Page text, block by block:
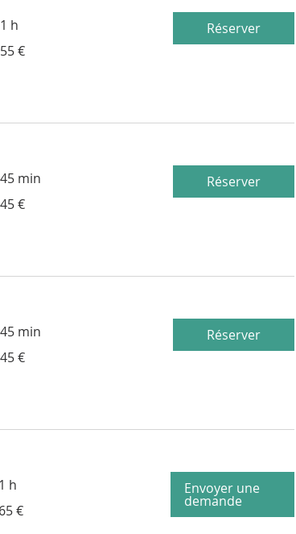
1 h
euros
55 €
Réserver
45 min
euros
45 €
Réserver
45 min
euros
45 €
Réserver
1 h
euros
65 €
Envoyer une
demande